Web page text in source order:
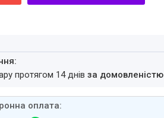
протягом 14 днівза домовленістю